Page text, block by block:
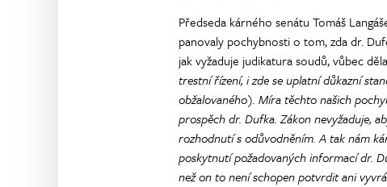
Předseda kárného senátu Tomáš
panovaly pochybnosti o tom, zda dr.
jak vyžaduje judikatura soudů, vůbec
trestní řízení, i zde se uplatní důkazní
obžalovaného). Míra těchto našich
prospěch dr. Dufka. Zákon nevyžaduje,
rozhodnutí s odůvodněním. A tak nám
poskytnutí požadovaných informací dr.
než on to není schopen potvrdit ani